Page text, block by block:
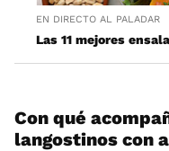
EN DIRECTO AL PALADAR
Las 11 mejores
Con qué
langostinos con